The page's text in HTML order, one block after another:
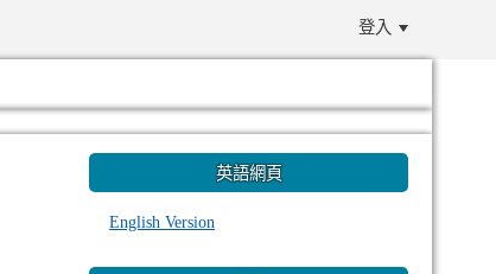
登入
英語網頁
English Version